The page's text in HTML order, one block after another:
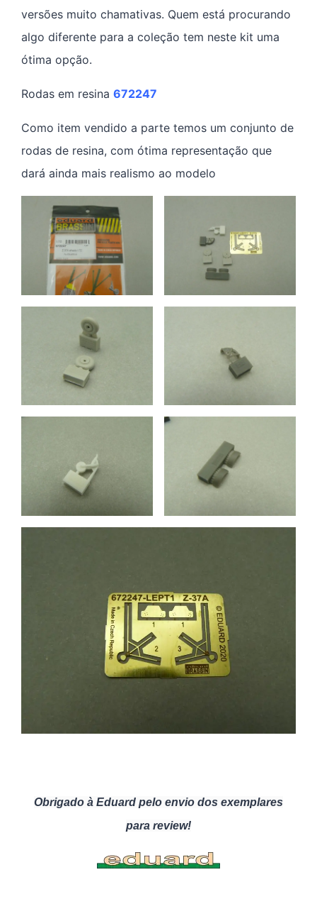
versões muito chamativas. Quem está procurando
algo diferente para a coleção tem neste kit uma
ótima opção.
Rodas em resina 672247
Como item vendido a parte temos um conjunto de
rodas de resina, com ótima representação que
dará ainda mais realismo ao modelo
Obrigado à Eduard pelo envio dos exemplares
para review!